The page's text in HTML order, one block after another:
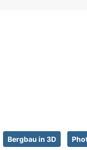
Bergbau in 3D